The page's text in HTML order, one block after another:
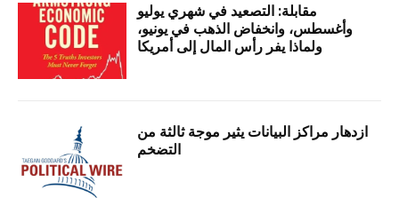
مقابلة: التصعيد في شهري يوليو
وأغسطس، وانخفاض الذهب في يونيو،
ولماذا يفر رأس المال إلى أمريكا
ازدهار مراكز البيانات يثير موجة ثالثة من
التضخم